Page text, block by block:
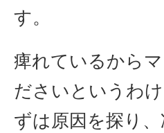
す。
痺れているから
ださいというわ
ずは原因を探り